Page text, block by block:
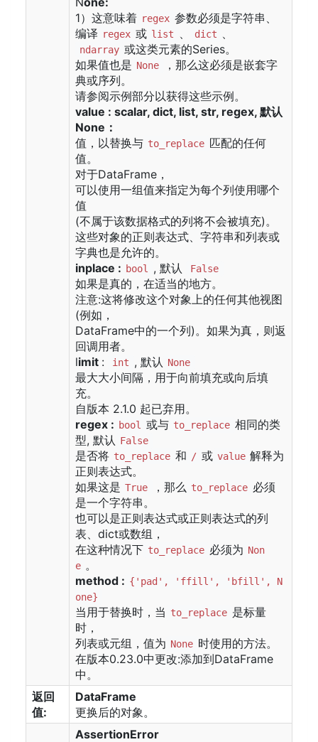
1）这意味着 regex 参数必须是字符串、
编译 regex 或 list 、 dict 、
ndarray 或这类元素的Series。
如果值也是 None
，那么这必须是嵌套字
典或序列。
请参阅示例部分以获得这些示例。
value : scalar, dict, list, str, regex, 默认
None：
值，以替换与 to_replace 匹配的任何
值。
对于DataFrame，
可以使用一组值来指定为每个列使用哪个
值
(不属于该数据格式的列将不会被填充)。
这些对象的正则表达式、字符串和列表或
字典也是允许的。
inplace : bool , 默认 False
如果是真的，在适当的地方。
注意:这将修改这个对象上的任何其他视图
(例如，
DataFrame中的一个列)。如果为真，则返
回调用者。
limit : int , 默认 None
最大大小间隔，用于向前填充或向后填
充。
自版本 2.1.0 起已弃用。
regex : bool 或与 to_replace 相同的类
型, 默认 False
是否将 to_replace 和 / 或 value 解释为
正则表达式。
如果这是 True ，那么 to_replace 必须
是一个字符串。
也可以是正则表达式或正则表达式的列
表、dict或数组，
在这种情况下 to_replace 必须为 Non
e 。
method : {'pad', 'ffill', 'bfill', N
one}
当用于替换时，当 to_replace 是标量
时，
列表或元组，值为 None 时使用的方法。
在版本0.23.0中更改:添加到DataFrame
中。
返回
值:
DataFrame
更换后的对象。
AssertionError